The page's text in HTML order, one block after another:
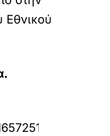
Εθνικού
politiki/